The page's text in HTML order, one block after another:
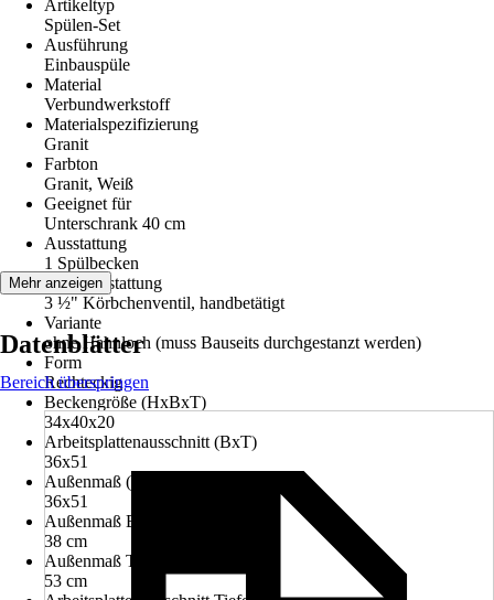
Artikeltyp
Spülen-Set
Ausführung
Einbauspüle
Material
Verbundwerkstoff
Materialspezifizierung
Granit
Farbton
Granit, Weiß
Geeignet für
Unterschrank 40 cm
Ausstattung
1 Spülbecken
Ventilausstattung
3 ½" Körbchenventil, handbetätigt
Variante
ohne Hahnloch (muss Bauseits durchgestanzt werden)
Form
Rechteckig
Beckengröße (HxBxT)
34x40x20
Arbeitsplattenausschnitt (BxT)
36x51
Außenmaß (BxT)
36x51
Außenmaß Breite
38 cm
Außenmaß Tiefe
53 cm
Mehr anzeigen
Datenblätter
Bereich überspringen